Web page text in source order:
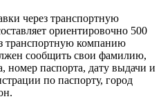
через транспортную
ориентировочно 500
транспортную компанию
сообщить свои фамилию,
номер паспорта, дату выдачи и
по паспорту, город